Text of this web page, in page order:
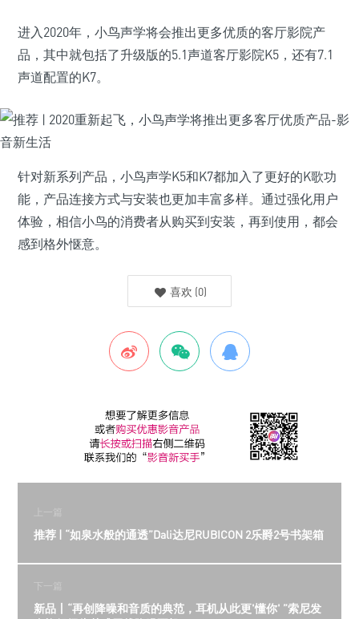
进入2020年，小鸟声学将会推出更多优质的客厅影院产
品，其中就包括了升级版的5.1声道客厅影院K5，还有7.1
声道配置的K7。
针对新系列产品，小鸟声学K5和K7都加入了更好的K歌功
能，产品连接方式与安装也更加丰富多样。通过强化用户
体验，相信小鸟的消费者从购买到安装，再到使用，都会
感到格外惬意。
喜欢 (0)
上一篇
推荐 | “如泉水般的通透”Dali达尼RUBICON 2乐爵2号书架箱
下一篇
新品丨“再创降噪和音质的典范，耳机从此更'懂你' ”索尼发